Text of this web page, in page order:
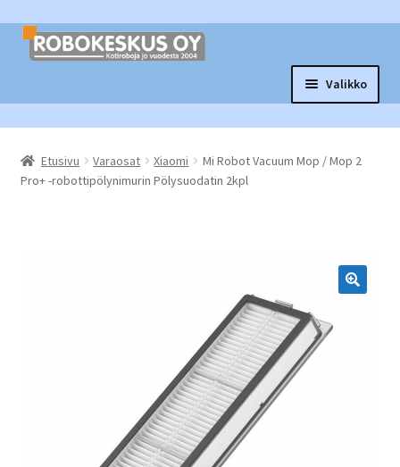
Siirry
navigointiin
Siirry
sisältöön
Valikko
Robottituotteet
tason
Tarvikkeet ja varaosat
tason
valikko
Etusivu Varaosat Xiaomi
Mi Robot Vacuum Mop / Mop 2
Pro+ -robottipölynimurin Pölysuodatin 2kpl